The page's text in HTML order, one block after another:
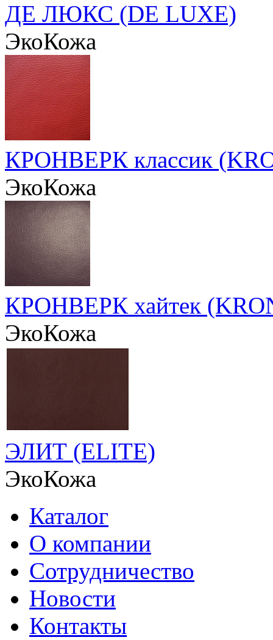
ДЕ ЛЮКС (DE LUXE)
ЭкоКожа
КРОНВЕРК классик
ЭкоКожа
КРОНВЕРК хайтек
ЭкоКожа
ЭЛИТ (ELITE)
ЭкоКожа
Каталог
О компании
Сотрудничество
Новости
Контакты